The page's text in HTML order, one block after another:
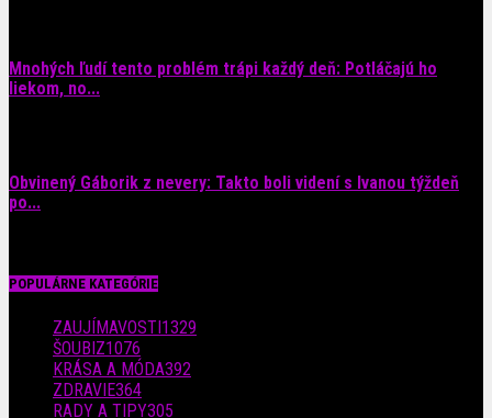
Mnohých ľudí tento problém trápi každý deň: Potláčajú ho
liekom, no...
Obvinený Gáborik z nevery: Takto boli videní s Ivanou týždeň
po...
POPULÁRNE KATEGÓRIE
ZAUJÍMAVOSTI1329
ŠOUBIZ1076
KRÁSA A MÓDA392
ZDRAVIE364
RADY A TIPY305